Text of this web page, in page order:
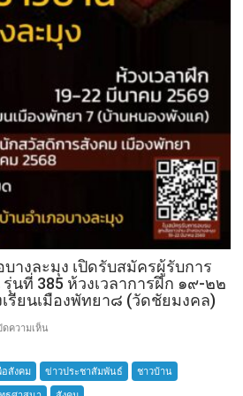
างละมุง เปิดรับสมัครผู้รับการ
นที่ 385 ห้วงเวลาการฝึก ๑๙-๒๒
ยนเมืองพัทยา๘ (วัดชัยมงคล)
ดความเห็น
เสือ
ชาว
อสังคม ข่าวประชาสัมพันธ์
ชาวบ้าน